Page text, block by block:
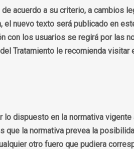
acuerdo a su criterio, a cambios
el nuevo texto será publicado en
con los usuarios se regirá por las
Tratamiento le recomienda visitar
dispuesto en la normativa vigente
que la normativa prevea la
otro fuero que pudiera